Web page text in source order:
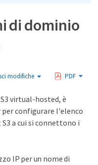
di dominio
modifiche PDF
virtual-hosted, è
per configurare l'elenco
a cui si connettono i
IP per un nome di